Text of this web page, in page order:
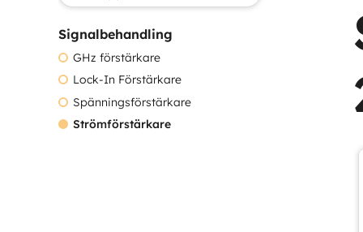
Signalbehandling
GHz förstärkare
Lock-In Förstärkare
Spänningsförstärkare
Strömförstärkare